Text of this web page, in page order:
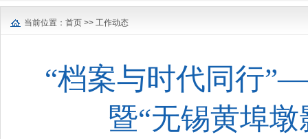
当前位置： 首页 >> 工作动态
“档案与时代同行
暨“无锡黄埠